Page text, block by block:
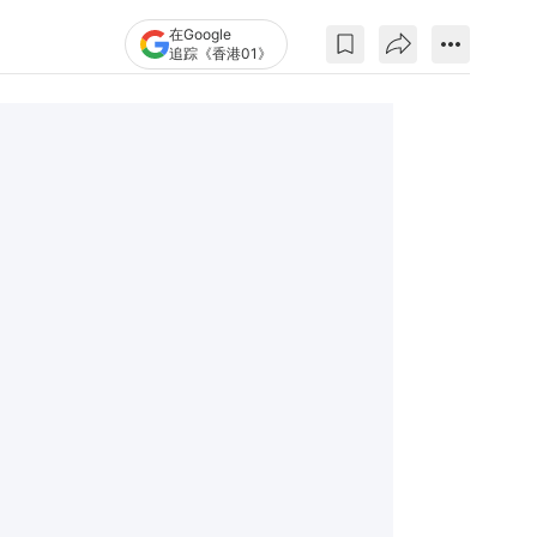
在Google
追踪《香港01》